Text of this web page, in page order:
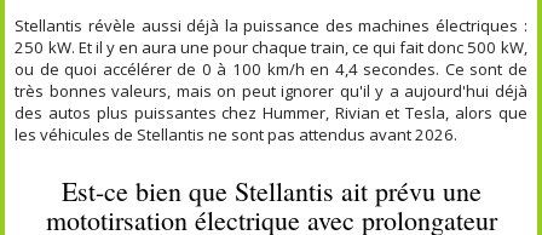
Stellantis révèle aussi déjà la puissance des machines électriques :
250 kW. Et il y en aura une pour chaque train, ce qui fait donc 500 kW,
ou de quoi accélérer de 0 à 100 km/h en 4,4 secondes. Ce sont de
très bonnes valeurs, mais on peut ignorer qu'il y a aujourd'hui déjà
des autos plus puissantes chez Hummer, Rivian et Tesla, alors que
les véhicules de Stellantis ne sont pas attendus avant 2026.
Est-ce bien que Stellantis ait prévu une
mototirsation électrique avec prolongateur